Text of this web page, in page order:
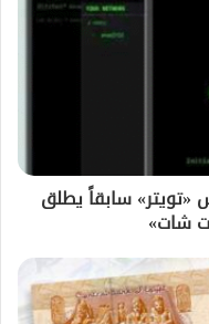
سابقاً يطلق
شات»